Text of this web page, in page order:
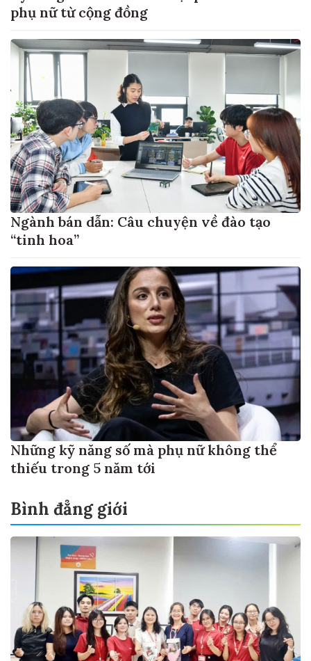
phụ nữ từ cộng đồng
Ngành bán dẫn: Câu chuyện về đào tạo
“tinh hoa”
Những kỹ năng số mà phụ nữ không thể
thiếu trong 5 năm tới
Bình đẳng giới